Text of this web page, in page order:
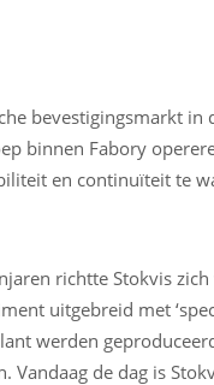
bevestigingsmarkt in
binnen Fabory
en continuïteit te
richtte Stokvis
uitgebreid met
werden
de dag is